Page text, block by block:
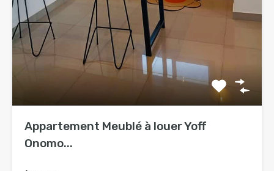
Appartement Meublé à louer Yoff
Onomo...